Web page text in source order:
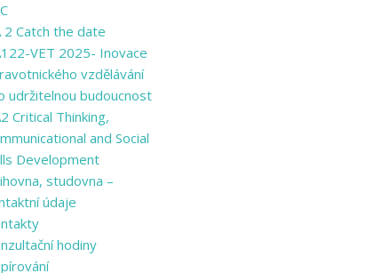
2 Catch the date
VET 2025- Inovace
vzdělávání
udržitelnou budoucnost
Critical Thinking,
and Social
Development
studovna –
údaje
hodiny